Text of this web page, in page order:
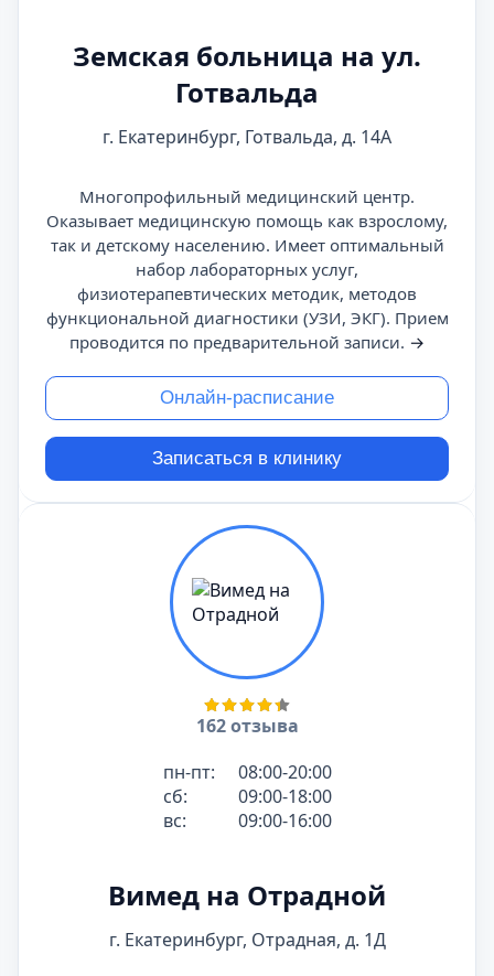
Земская больница на ул.
Готвальда
г. Екатеринбург, Готвальда, д. 14А
Многопрофильный медицинский центр.
Оказывает медицинскую помощь как взрослому,
так и детскому населению. Имеет оптимальный
набор лабораторных услуг,
физиотерапевтических методик, методов
функциональной диагностики (УЗИ, ЭКГ). Прием
проводится по предварительной записи. →
Онлайн-расписание
Записаться в клинику
162 отзыва
пн-пт:
08:00-20:00
сб:
09:00-18:00
вс:
09:00-16:00
Вимед на Отрадной
г. Екатеринбург, Отрадная, д. 1Д